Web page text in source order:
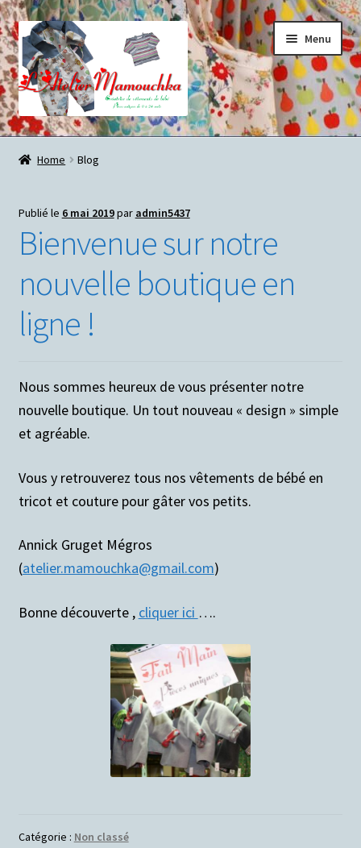
Aller
à
la
navigation
Aller
au
contenu
Menu
Accueil
Les vêtements de bébé de l’Atelier Mamouchka…
Conditions générales de ventes
Votre droit de rétractation
Nous contacter
Home Blog
Publié le 6 mai 2019par admin5437
Bienvenue sur notre
nouvelle boutique en
ligne !
Nous sommes heureux de vous présenter notre
nouvelle boutique. Un tout nouveau « design » simple
et agréable.
Vous y retrouverez tous nos vêtements de bébé en
tricot et couture pour gâter vos petits.
Annick Gruget Mégros
(atelier.mamouchka@gmail.com)
Bonne découverte , cliquer ici ….
Catégorie : Non classé